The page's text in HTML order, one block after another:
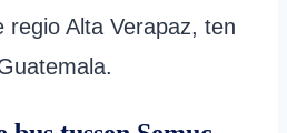
regio Alta Verapaz, ten